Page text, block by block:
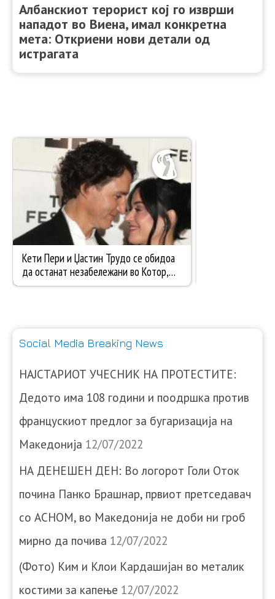
Албанскиот терорист кој го изврши
нападот во Виена, имал конкретна
мета: Откриени нови детали од
истрагата
Social Media Breaking News
НАЈСТАРИОТ УЧЕСНИК НА ПРОТЕСТИТЕ:
Дедото има 108 години и поодршка против
францускиот предлог за бугаризација на
Македонија 12/07/2022
НА ДЕНЕШЕН ДЕН: Во логорот Голи Оток
почина Панко Брашнар, првиот претседавач
со АСНОМ, во Македонија не доби ни гроб
мирно да почива 12/07/2022
(Фото) Ким и Клои Кардашијан во металик
костими за капење 12/07/2022